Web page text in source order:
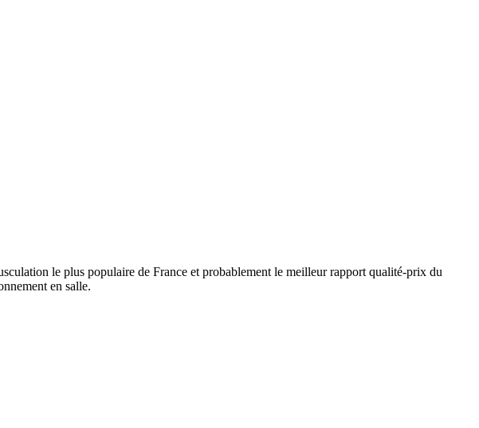
le plus populaire de France et probablement le meilleur rapport qualité-prix du
en salle.